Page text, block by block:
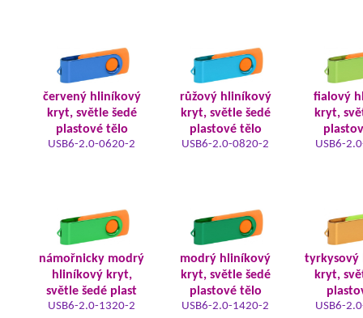
červený hliníkový
kryt, světle šedé
plastové tělo
USB6-2.0-0620-2
růžový hliníkový
kryt, světle šedé
plastové tělo
USB6-2.0-0820-2
fialový
kryt,
USB6-
námořnicky modrý
hliníkový kryt,
světle šedé plast
USB6-2.0-1320-2
modrý hliníkový
kryt, světle šedé
plastové tělo
USB6-2.0-1420-2
tyrkysový
kryt,
USB6-